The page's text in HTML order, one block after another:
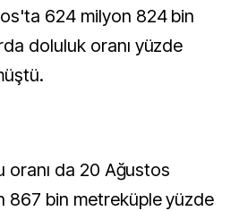
624 milyon 824 bin
doluluk oranı yüzde
oranı da 20 Ağustos
867 bin metreküple yüzde